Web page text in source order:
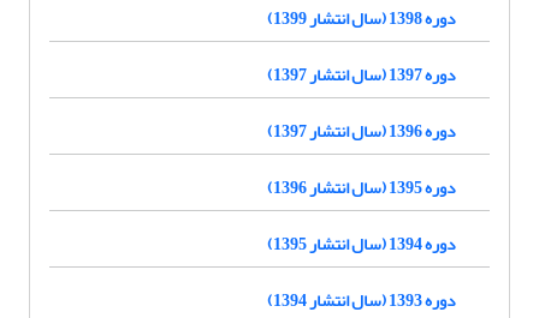
دوره 1398 (سال انتشار 1399)
دوره 1397 (سال انتشار 1397)
دوره 1396 (سال انتشار 1397)
دوره 1395 (سال انتشار 1396)
دوره 1394 (سال انتشار 1395)
دوره 1393 (سال انتشار 1394)